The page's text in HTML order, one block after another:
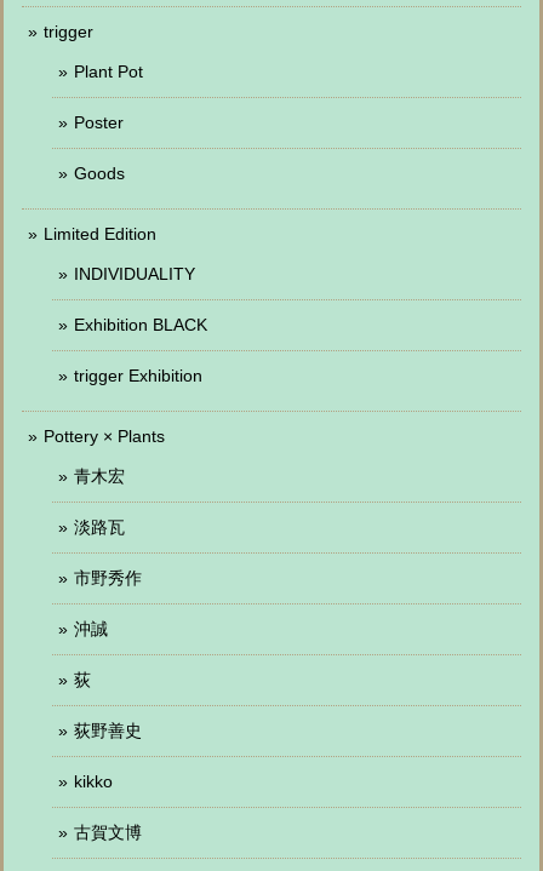
trigger
Plant Pot
Poster
Goods
Limited Edition
INDIVIDUALITY
Exhibition BLACK
trigger Exhibition
Pottery × Plants
青木宏
淡路瓦
市野秀作
沖誠
荻
荻野善史
kikko
古賀文博